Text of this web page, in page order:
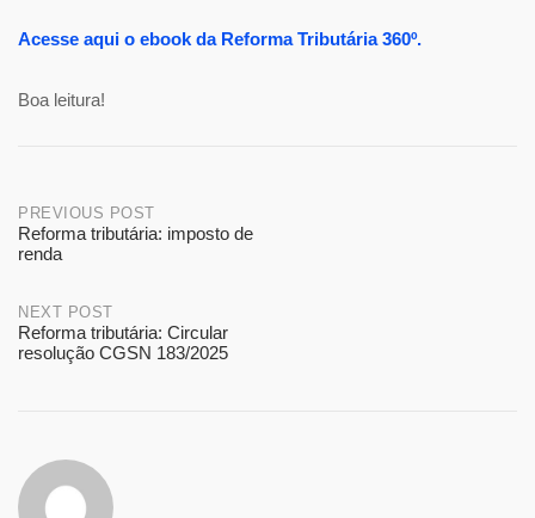
Acesse aqui o ebook da Reforma Tributária 360º.
Boa leitura!
Post
PREVIOUS POST
Reforma tributária: imposto de
renda
NEXT POST
Reforma tributária: Circular
resolução CGSN 183/2025